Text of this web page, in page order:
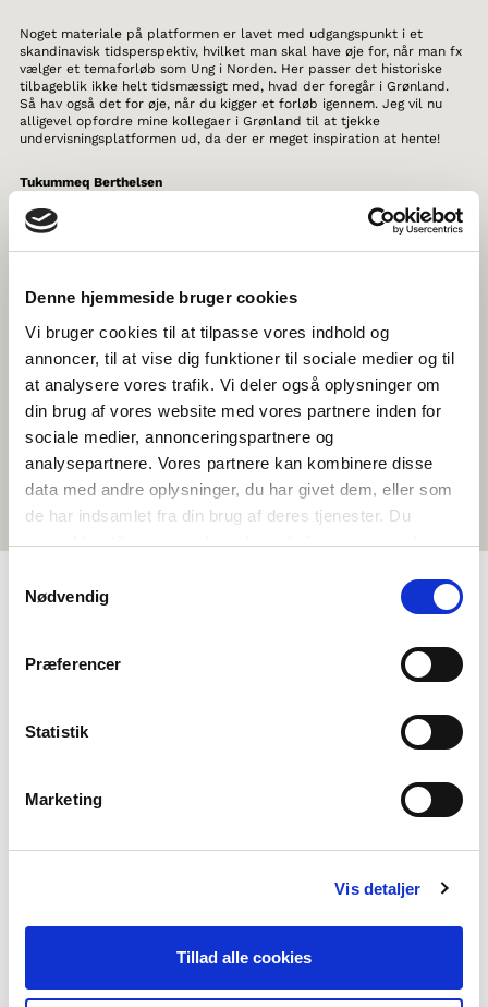
Denne hjemmeside bruger cookies
Vi bruger cookies til at tilpasse vores indhold og
annoncer, til at vise dig funktioner til sociale medier og til
at analysere vores trafik. Vi deler også oplysninger om
din brug af vores website med vores partnere inden for
sociale medier, annonceringspartnere og
analysepartnere. Vores partnere kan kombinere disse
data med andre oplysninger, du har givet dem, eller som
de har indsamlet fra din brug af deres tjenester. Du
samtykker til vores cookies, hvis du fortsætter med at
Nødvendig
Præferencer
Statistik
Marketing
Vis detaljer
Tillad alle cookies
Om Foreininga Norden
Fleire nordiske opplæringsaktørar
Privatlivspolitik og GDPR
Noget materiale på platformen er lavet med udgangspunkt i et
skandinavisk tidsperspektiv, hvilket man skal have øje for, når man fx
vælger et temaforløb som Ung i Norden. Her passer det historiske
tilbageblik ikke helt tidsmæssigt med, hvad der foregår i Grønland.
Så hav også det for øje, når du kigger et forløb igennem. Jeg vil nu
alligevel opfordre mine kollegaer i Grønland til at tjekke
undervisningsplatformen ud, da der er meget inspiration at hente!
Tukummeq Berthelsen
DISSE MATERIALER:
Fred
Ansvarligt forbrug og produktion
Norden i verden
Livet på land